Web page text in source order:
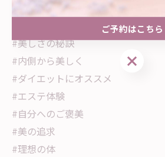
#温熱美容
#美しさの秘訣
#内側から美しく
#ダイエットにオススメ
#エステ体験
#自分へのご褒美
#美の追求
#理想の体
ご予約はこちら
ご予約はこちら